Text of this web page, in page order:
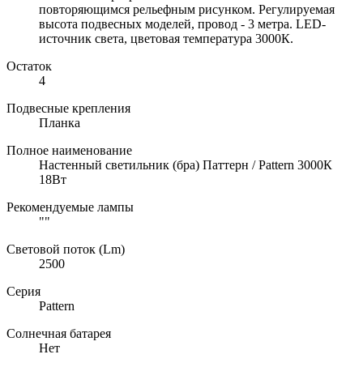
повторяющимся рельефным рисунком. Регулируемая
высота подвесных моделей, провод - 3 метра. LED-
источник света, цветовая температура 3000К.
Остаток
4
Подвесные крепления
Планка
Полное наименование
Настенный светильник (бра) Паттерн / Pattern 3000К
18Вт
Рекомендуемые лампы
""
Световой поток (Lm)
2500
Серия
Pattern
Солнечная батарея
Нет